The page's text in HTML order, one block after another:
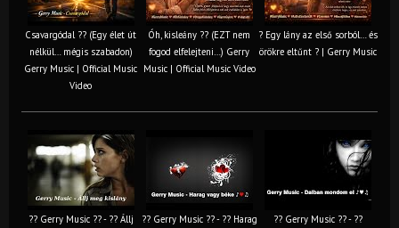
Csavargódal ?? (Egy élet út
nélkül… mégis szabadon)
Gerry Music | Official Music
Video
Óh, kisleány ?? (EZT nem
fogod elfelejteni…) Gerry
Music | Official Music Video
? Egy lány az első sorból… és
örökre eltűnt ? | Gerry Music
?? Gerry Music ?? - ?? Állj
?? Gerry Music ?? - ?? Harag
?? Gerry Music ?? - ??